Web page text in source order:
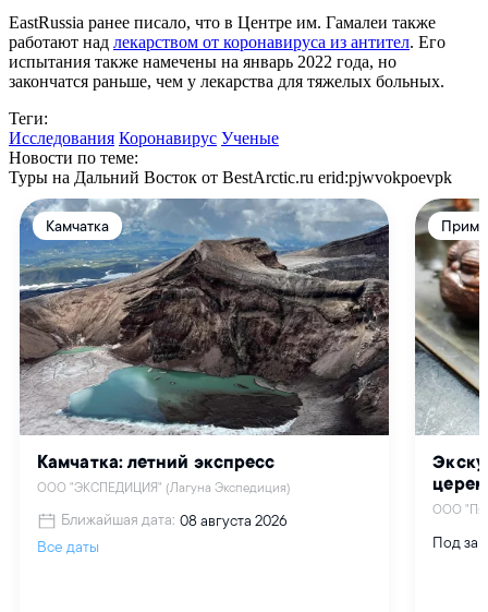
EastRussia ранее писало, что в Центре им. Гамалеи также
работают над лекарством от коронавируса из антител. Его
испытания также намечены на январь 2022 года, но
закончатся раньше, чем у лекарства для тяжелых больных.
Теги:
Исследования Коронавирус Ученые
Новости по теме:
Туры на Дальний Восток от BestArctic.ru erid:pjwvokpoevpk